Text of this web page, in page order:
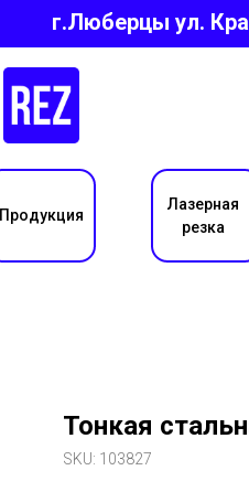
г.Люберцы ул.
Продукция
Лазерная
резка
Тонкая
SKU: 103827